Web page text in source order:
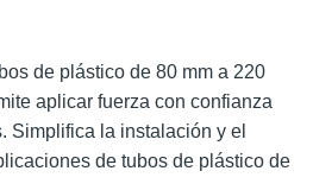
de plástico de 80 mm a 220
aplicar fuerza con confianza
Simplifica la instalación y el
de tubos de plástico de